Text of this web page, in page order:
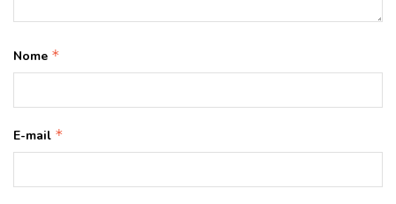
Nome *
E-mail *